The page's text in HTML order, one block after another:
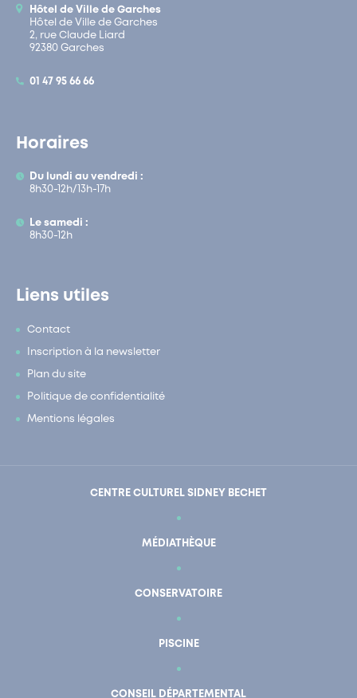
Hôtel de Ville de Garches
Hôtel de Ville de Garches
2, rue Claude Liard
92380 Garches
01 47 95 66 66
Horaires
Du lundi au vendredi :
8h30-12h/13h-17h
Le samedi :
8h30-12h
Liens utiles
Contact
Inscription à la newsletter
Plan du site
Politique de confidentialité
Mentions légales
CENTRE CULTUREL SIDNEY BECHET
MÉDIATHÈQUE
CONSERVATOIRE
PISCINE
CONSEIL DÉPARTEMENTAL